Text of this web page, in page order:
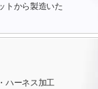
トから製造いた
ハーネス加工